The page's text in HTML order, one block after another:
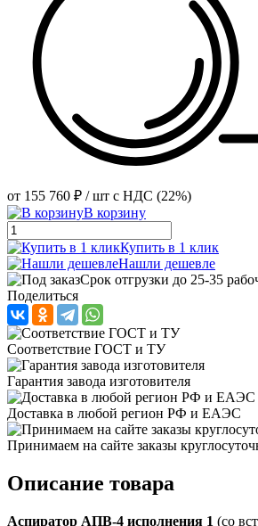
от 155 760 ₽ / шт с НДС (22%)
В корзину
Купить в 1 клик
Нашли дешевле
Срок отгрузки до 25-35
Поделиться
Соответствие ГОСТ и ТУ
Гарантия завода изготовителя
Доставка в любой регион РФ и ЕАЭС
Принимаем на сайте заказы
Описание товара
Аспиратор АПВ-4 исполнения 1 (со